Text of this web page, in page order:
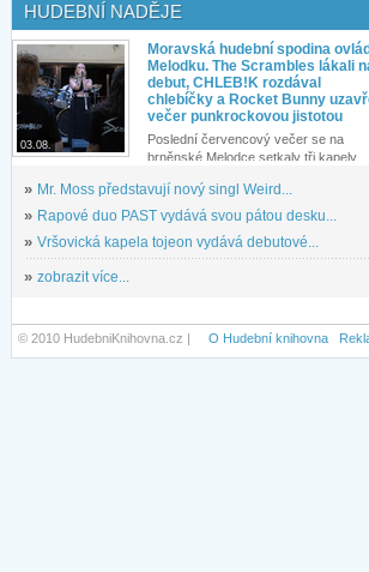
HUDEBNÍ NADĚJE
03.08.
Moravská hudební spodina
Melodku. The Scrambles lákali
debut, CHLEB!K rozdával
chlebíčky a Rocket Bunny
večer punkrockovou jistotou
Poslední červencový večer se na
brněnské Melodce setkaly tři kapely...
» Mr. Moss představují nový singl Weird...
» Rapové duo PAST vydává svou pátou desku...
» Vršovická kapela tojeon vydává debutové...
» zobrazit více...
© 2010 HudebniKnihovna.cz | O Hudební knihovna